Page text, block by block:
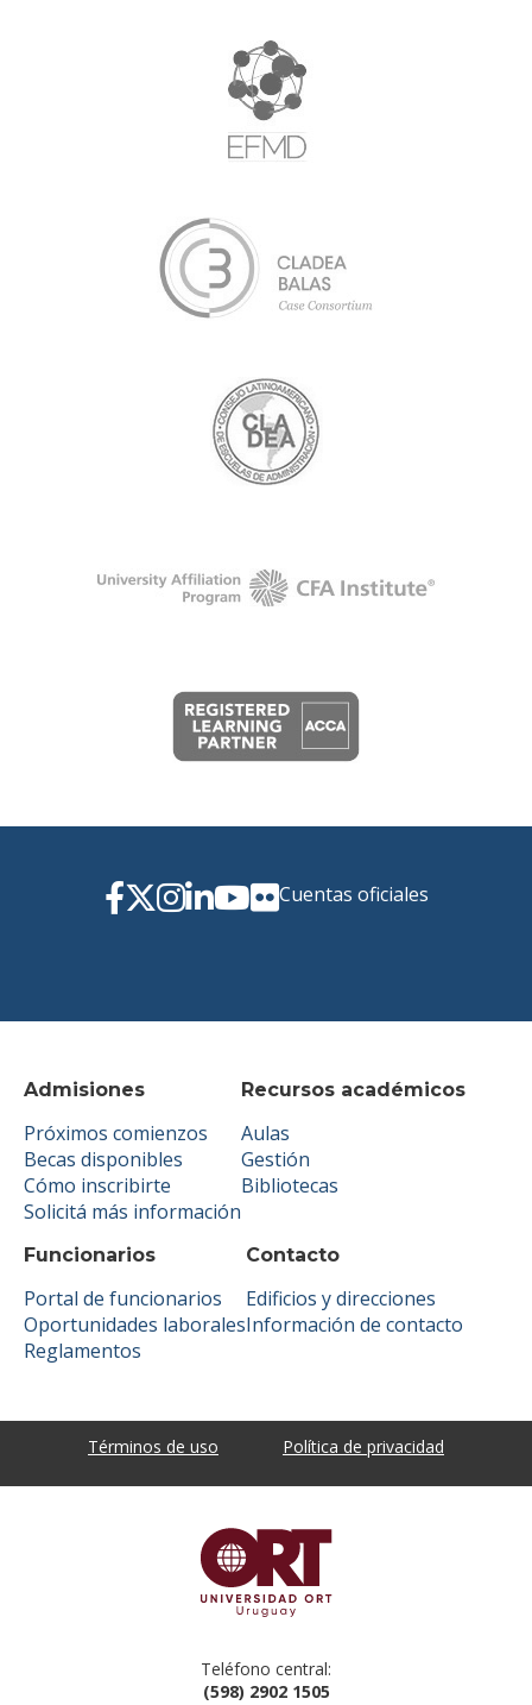
Admisiones
Próximos comienzos
Becas disponibles
Cómo inscribirte
Solicitá más información
Recursos académicos
Aulas
Gestión
Bibliotecas
Funcionarios
Portal de funcionarios
Oportunidades laborales
Reglamentos
Contacto
Edificios y direcciones
Información de contacto
Cuentas oficiales
Términos de uso Política de privacidad
Teléfono central:
(598) 2902 1505